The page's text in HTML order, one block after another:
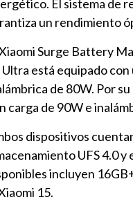
El sistema de
un rendimiento
Surge Battery
Ultra está equipado
de 80W. Por
carga de 90W e
dispositivos
UFS 4.0
incluyen
15.